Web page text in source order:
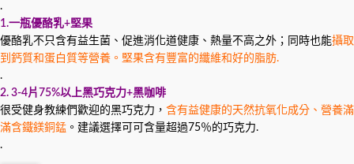
.
1.一瓶優酪乳+堅果
優酪乳不只含有益生菌、促進消化道健康、熱量不高之外；同時也能攝取
到鈣質和蛋白質等營養。堅果含有豐富的纖維和好的脂肪.
.
2. 3-4片75%以上黑巧克力+黑咖啡
很受健身教練們歡迎的黑巧克力， 含有益健康的天然抗氧化成分、營養滿
滿含鐵鎂銅錳 。建議選擇可可含量超過75％的巧克力.
.